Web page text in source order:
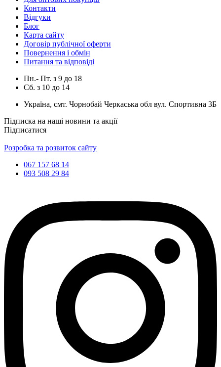
Контакти
Відгуки
Блог
Карта сайту
Договір публічної оферти
Повернення і обмін
Питання та відповіді
Пн.- Пт. з 9 до 18
Сб. з 10 до 14
Україна, смт. Чорнобай Черкаська обл вул. Спортивна 3Б
Підписка на наші новини та акції
Підписатися
Розробка та розвиток сайту
067 157 68 14
093 508 29 84